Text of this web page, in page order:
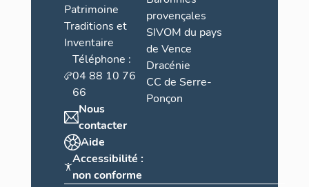
Patrimoine
Traditions et
Inventaire
Téléphone :
04 88 10 76
66
Nous
contacter
Aide
Accessibilité :
non conforme
provençales
SIVOM du pays
de Vence
Dracénie
CC de Serre-
Ponçon